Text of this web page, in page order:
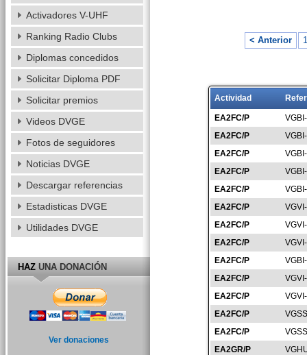
< Anterior 1
Actividad
EA2FC/P
EA2FC/P
EA2FC/P
EA2FC/P
EA2FC/P
EA2FC/P
EA2FC/P
EA2FC/P
EA2FC/P
EA2FC/P
EA2FC/P
EA2FC/P
EA2FC/P
EA2GR/P
Activadores V-UHF
Ranking Radio Clubs
Diplomas concedidos
Solicitar Diploma PDF
Solicitar premios
Videos DVGE
Fotos de seguidores
Noticias DVGE
Descargar referencias
Estadisticas DVGE
Utilidades DVGE
HAZUNA DONACIÓN
Ver donaciones